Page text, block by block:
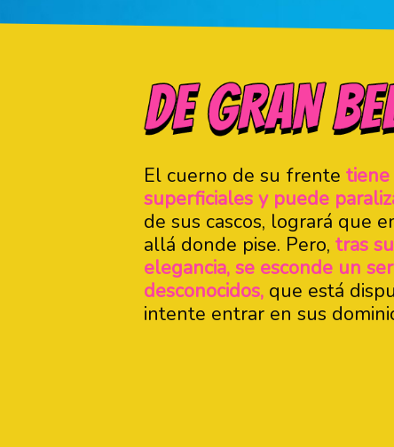
El cuerno de su frente
superficiales y puede
de sus cascos, logrará que
allá donde pise. Pero, tras
elegancia, se esconde un
desconocidos, que está
intente entrar en sus